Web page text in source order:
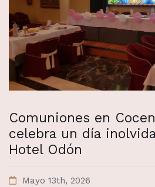
Comuniones en
celebra un día
Hotel Odón
Mayo 13th, 2026